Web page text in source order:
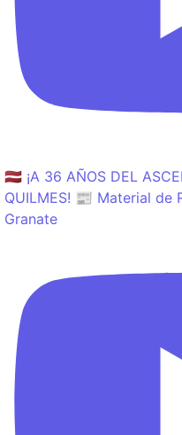
🇱🇻 ¡A 36 AÑOS DEL
QUILMES! 📰 Material de
Granate